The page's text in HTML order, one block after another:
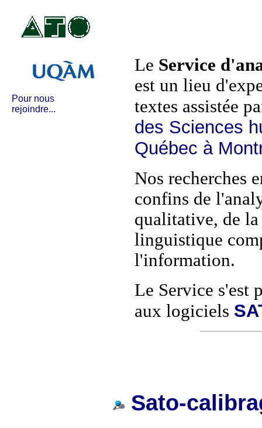
Service d'analyse de
Université du Québec à
CP 8888, Succursale
Montréal (Québec) H3C
Élias Rizkallah,
François Daoust,
Pierre Plante
,
plante.pierre@uqam.ca
Pour nous
rejoindre...
Le Service
est un lieu
textes assistée
des Sciences
Québec à
Nos recherches
confins de
qualitative, de
linguistique
l'information.
Le Service s'est
aux logiciels
Sato-